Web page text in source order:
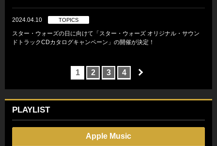
2024.04.10 TOPICS
スター・ウォーズの日に向けて「スター・ウォーズ オリジナル・サウン
ドトラックCDカタログキャンペーン」の開催が決定！
1 2 3 4
PLAYLIST
Apple Music